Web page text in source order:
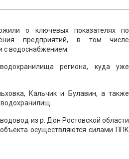
о ключевых показателях по
предприятий, в том числе
с водоснабжением.
региона, куда уже
Кальчик и Булавин, а также
из р. Дон Ростовской области
осуществляются силами ППК